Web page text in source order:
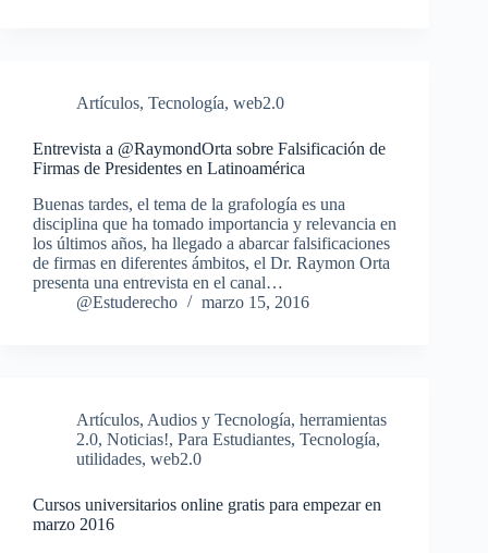
Artículos, Tecnología, web2.0
Entrevista a @RaymondOrta sobre Falsificación de
Firmas de Presidentes en Latinoamérica
Buenas tardes, el tema de la grafología es una
disciplina que ha tomado importancia y relevancia en
los últimos años, ha llegado a abarcar falsificaciones
de firmas en diferentes ámbitos, el Dr. Raymon Orta
presenta una entrevista en el canal…
@Estuderecho
marzo 15, 2016
Artículos, Audios y Tecnología, herramientas
2.0, Noticias!, Para Estudiantes, Tecnología,
utilidades, web2.0
Cursos universitarios online gratis para empezar en
marzo 2016